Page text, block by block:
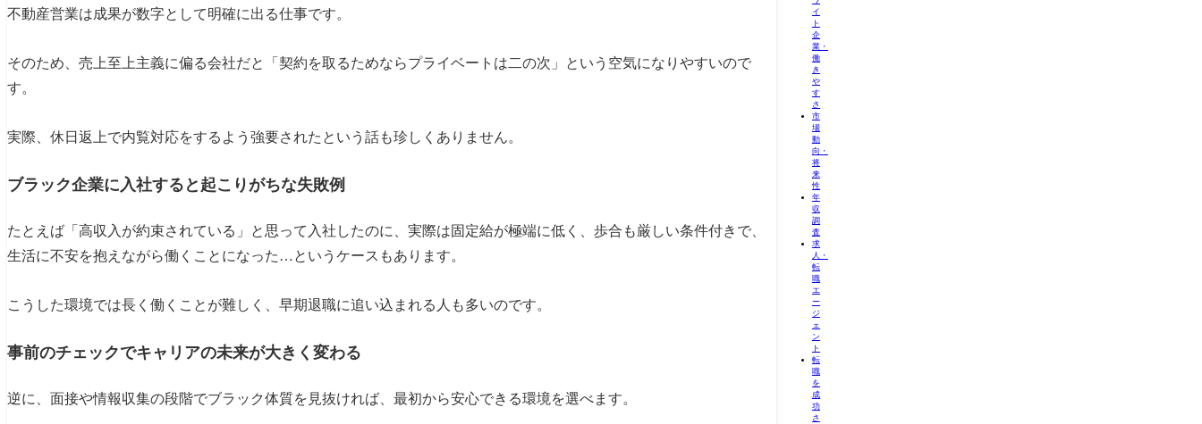
面接や情報収集でブラック企業を見抜く具体的な方法
まとめ｜7つのチェックリストでブラック企業を回避しよう
不動産営業は成果が数字として明確に出る仕事です。
そのため、売上至上主義に偏る会社だと「契約を取るためならプライベートは二の次」という空気になりやすいので
す。
実際、休日返上で内覧対応をするよう強要されたという話も珍しくありません。
ブラック企業に入社すると起こりがちな失敗例
たとえば「高収入が約束されている」と思って入社したのに、実際は固定給が極端に低く、歩合も厳しい条件付きで、
生活に不安を抱えながら働くことになった…というケースもあります。
こうした環境では長く働くことが難しく、早期退職に追い込まれる人も多いのです。
事前のチェックでキャリアの未来が大きく変わる
逆に、面接や情報収集の段階でブラック体質を見抜ければ、最初から安心できる環境を選べます。
イ
ト
企
業・
働
き
や
す
さ
市
場
動
向・
将
来
性
年
収
調
査
求
人・
転
職
エ
ー
ジ
ェ
ン
ト
転
職
を
成
功
さ